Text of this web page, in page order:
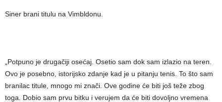
Siner brani titulu na Vimbldonu.
„Potpuno je drugačiji osećaj. Osetio sam dok sam izlazio na teren.
Ovo je posebno, istorijsko zdanje kad je u pitanju tenis. To što sam
branilac titule, mnogo mi znači. Ove godine će biti još teže zbog
toga. Dobio sam prvu bitku i verujem da će biti dovoljno vremena